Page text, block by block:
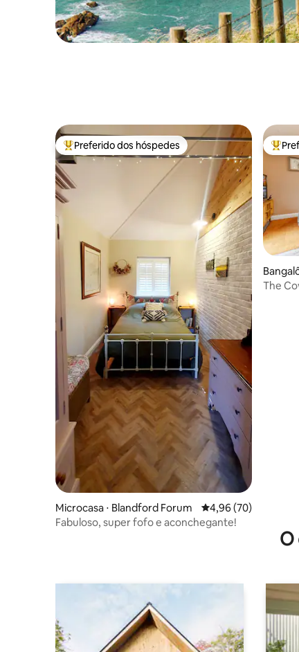
Entre os melhores preferidos dos hóspedes
Preferido dos hóspedes
Microcasa ⋅ Blandford Forum 4,96 de uma
4,96 (70)
Fabuloso, super fofo e aconchegante!
Entre
The
O